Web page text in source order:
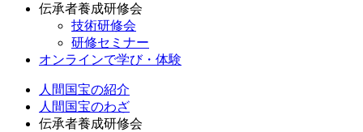
伝承者養成研修会
技術研修会
研修セミナー
オンラインで学び・体験
人間国宝の紹介
人間国宝のわざ
伝承者養成研修会